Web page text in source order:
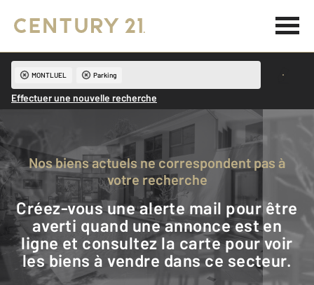
MONTLUEL Parking
Effectuer une nouvelle recherche
Nos biens actuels ne correspondent pas à
votre recherche
Créez-vous une alerte mail pour être
averti quand une annonce est en
ligne et consultez la carte pour voir
les biens à vendre dans ce secteur.